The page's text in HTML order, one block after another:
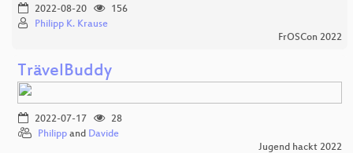
2022-08-20
156
Philipp K. Krause
FrOSCon 2022
TrävelBuddy
2022-07-17
28
Philipp and Davide
Jugend hackt 2022